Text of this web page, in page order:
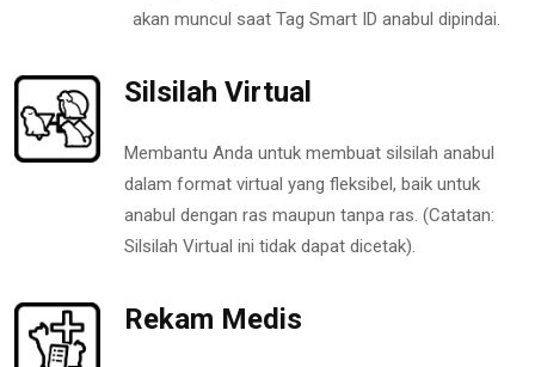
akan muncul saat Tag Smart ID anabul dipindai.
Silsilah Virtual
Membantu Anda untuk membuat silsilah anabul
dalam format virtual yang fleksibel, baik untuk
anabul dengan ras maupun tanpa ras. (Catatan:
Silsilah Virtual ini tidak dapat dicetak).
Rekam Medis